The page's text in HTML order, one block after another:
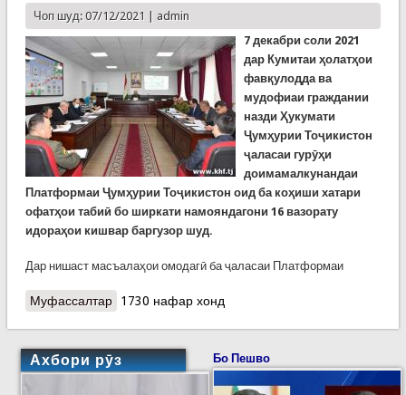
Чоп шуд: 07/12/2021 | admin
7 декабри соли 2021
дар Кумитаи ҳолатҳои
фавқулодда ва
мудофиаи граждании
назди Ҳукумати
Ҷумҳурии Тоҷикистон
ҷаласаи гурӯҳи
доимамалкунандаи
Платформаи Ҷумҳурии Тоҷикистон оид ба коҳиши хатари
офатҳои табиӣ бо ширкати намояндагони 16 вазорату
идораҳои кишвар баргузор шуд.
Дар нишаст масъалаҳои омодагӣ ба ҷаласаи Платформаи
Муфассалтаро Баргузории ҷаласаи гурӯҳи коршиносони
1730 нафар хонд
Ахбори рӯз Бо Пешво